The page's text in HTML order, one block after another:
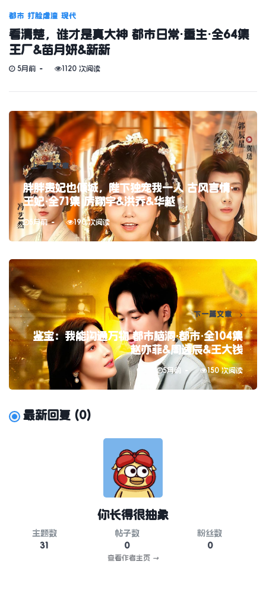
都市 打脸虐渣 现代
看清楚，谁才是真大神 都市日常·重生·全64集
王厂&苗月妍&新新
5月前 1120 次阅读
上一篇文章
胖胖贵妃也倾城，陛下独宠我一人 古风言情·
王妃·全71集 厉翔宇&洪乔&华越
5月前 190 次阅读
下一篇文章
鉴宝：我能沟通万物 都市脑洞·都市·全104集
赵亦菲&周逸辰&王大钱
5月前 150 次阅读
最新回复 (0)
你长得很抽象
主题数
31
帖子数
0
粉丝数
0
查看作者主页 →